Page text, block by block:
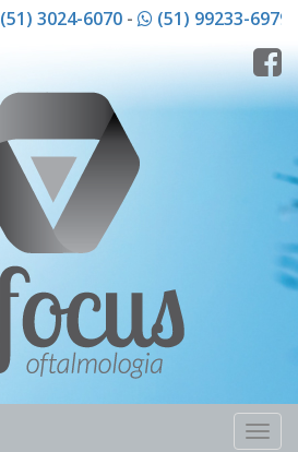
(51) 3024-6070 - (51) 99233-6979